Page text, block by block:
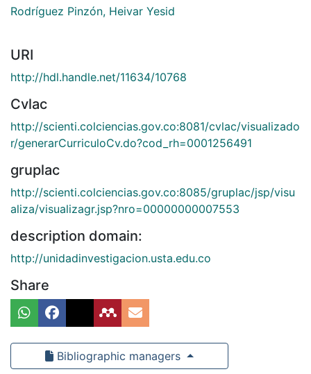
Rodríguez Pinzón, Heivar Yesid
URI
http://hdl.handle.net/11634/10768
Cvlac
http://scienti.colciencias.gov.co:8081/cvlac/visualizado
r/generarCurriculoCv.do?cod_rh=0001256491
gruplac
http://scienti.colciencias.gov.co:8085/gruplac/jsp/visu
aliza/visualizagr.jsp?nro=00000000007553
description domain:
http://unidadinvestigacion.usta.edu.co
Share
Bibliographic managers